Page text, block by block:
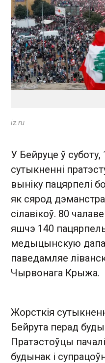
iz.ru
У Бейруце ў суботу,
сутыкненні
выніку пацярпелі
як сярод
сілавікоў. 80
яшчэ 140
медыцынскую
паведамляе
Чырвонага Крыжа.
Жорсткія
Бейрута перад
Пратэстоўцы
будынак і